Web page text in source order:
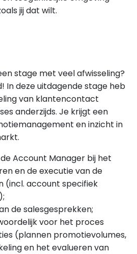
jij dat wilt.
stage met veel afwisseling?
In deze uitdagende stage heb
van klantencontact
anderzijds. Je krijgt een
en inzicht in
Account Manager bij het
en de executie van de
(incl. account specifiek
de salesgesprekken;
voor het proces
(plannen promotievolumes,
en het evalueren van